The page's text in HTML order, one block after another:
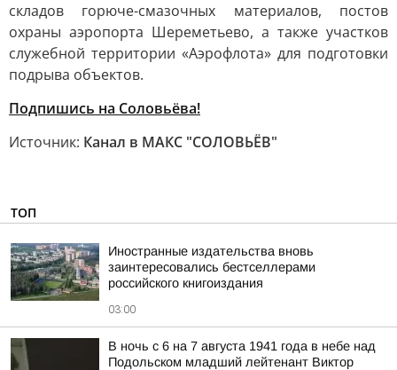
складов горюче-смазочных материалов, постов
охраны аэропорта Шереметьево, а также участков
служебной территории «Аэрофлота» для подготовки
подрыва объектов.
Подпишись на Соловьёва!
Источник: Канал в МАКС "СОЛОВЬЁВ"
ТОП
Иностранные издательства вновь
заинтересовались бестселлерами
российского книгоиздания
03:00
В ночь с 6 на 7 августа 1941 года в небе над
Подольском младший лейтенант Виктор